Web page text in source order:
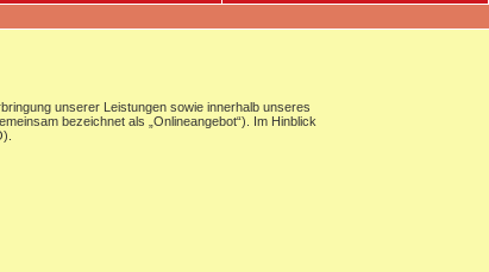
unserer Leistungen sowie innerhalb unseres
bezeichnet als „Onlineangebot“). Im Hinblick